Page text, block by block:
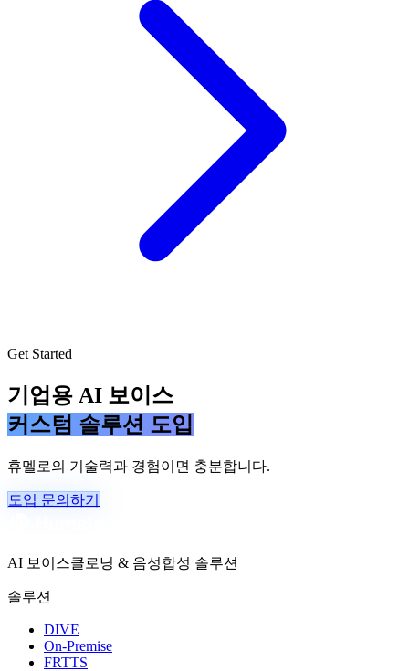
Get Started
기업용 AI 보이스
커스텀 솔루션 도입
휴멜로의 기술력과 경험이면 충분합니다.
도입 문의하기
AI 보이스클로닝 & 음성합성 솔루션
솔루션
DIVE
On-Premise
FRTTS